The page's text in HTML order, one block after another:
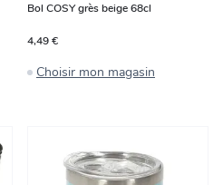
Bol COSY grès beige 68cl
4,49 €
Choisir mon magasin